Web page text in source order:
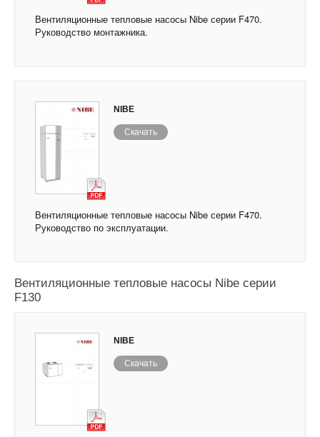
Вентиляционные тепловые насосы Nibe серии F470.
Руководство монтажника.
NIBE
Скачать
Вентиляционные тепловые насосы Nibe серии F470.
Руководство по эксплуатации.
Вентиляционные тепловые насосы Nibe серии
F130
NIBE
Скачать